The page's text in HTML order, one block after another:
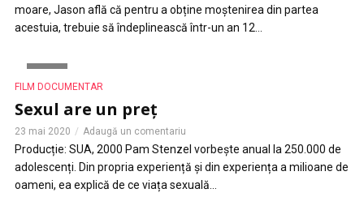
moare, Jason află că pentru a obține moștenirea din partea
acestuia, trebuie să îndeplinească într-un an 12...
FILM DOCUMENTAR
Sexul are un preț
23 mai 2020 Adaugă un comentariu
Producție: SUA, 2000 Pam Stenzel vorbește anual la 250.000 de
adolescenți. Din propria experiență și din experiența a milioane de
oameni, ea explică de ce viața sexuală...